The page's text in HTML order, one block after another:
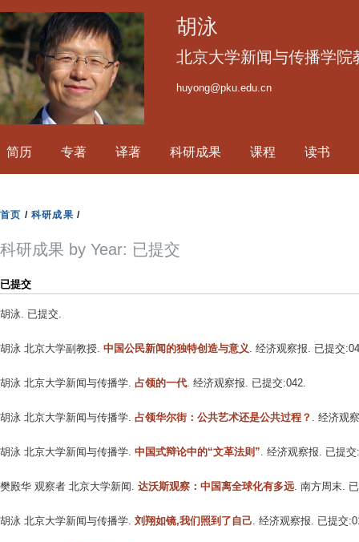
到
内
胡泳
北京大学新闻与传播学院
huyong@pku.edu.cn
简历 专著 译著 科研成果 课程 读书
首页 / 科研成果 /
科研成果 by Year: 已提交
已提交
胡泳 . 已提交.
胡泳 北京大学副教授 中国公民新闻的独特创造与意义 . 经济观察报. 已提交
胡泳 北京大学新闻与传播学 占领的一代 . 经济观察报. 已提交:042.
胡泳 北京大学新闻与传播学 占领华尔街：公共艺术还是公共过程？ . 经济观
胡泳 北京大学新闻与传播学 中国式辩论中的“文革法则” . 经济观察报. 已提
樊殿华 观察者 北京大学新闻 达沃斯观察：中国离全球化有多远 . 南方周末.
胡泳 北京大学新闻与传播学 刘翔如镜,我们照到了自己 . 经济观察报. 已提交